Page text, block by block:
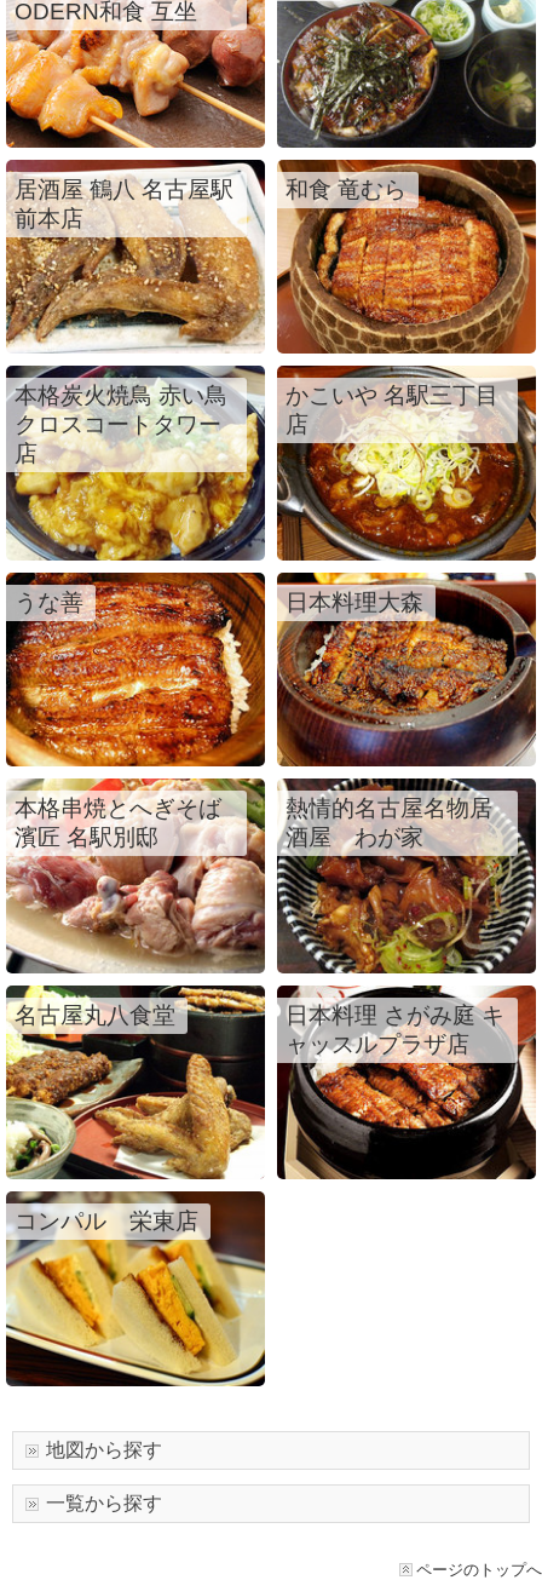
ODERN和食 互坐
居酒屋 鶴八 名古屋駅
前本店
和食 竜むら
本格炭火焼鳥 赤い鳥
クロスコートタワー
店
かこいや 名駅三丁目
店
うな善 日本料理大森
本格串焼とへぎそば
濱匠 名駅別邸
熱情的名古屋名物居
酒屋 わが家
名古屋丸八食堂
日本料理 さがみ庭 キ
ャッスルプラザ店
コンパル 栄東店
地図から探す
一覧から探す
ページのトップへ